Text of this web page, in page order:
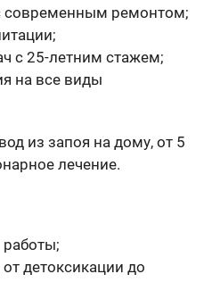
современным ремонтом;
с 25-летним стажем;
на все виды
из запоя на дому, от 5
лечение.
детоксикации до